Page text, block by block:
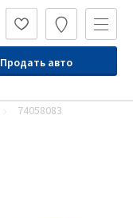
Продать авто
74058083